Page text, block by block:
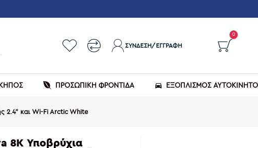
ΣΎΝΔΕΣΗ/ΕΓΓΡΑΦΉ
0
ΚΗΠΟΣ ΠΡΟΣΩΠΙΚΗ ΦΡΟΝΤΙΔΑ ΕΞΟΠΛΙΣΜΌΣ
2.4" και Wi-Fi Arctic White
8K Υποβρύχια